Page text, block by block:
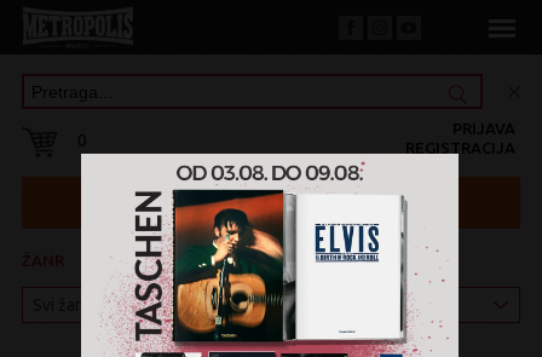
0 REGISTRACIJA
PRIJAVA
KATEGORIJA